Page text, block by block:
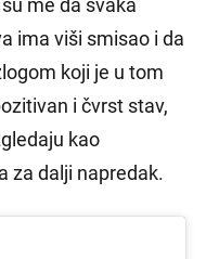
me da svaka
ima viši smisao i da
koji je u tom
i čvrst stav,
kao
za dalji napredak.